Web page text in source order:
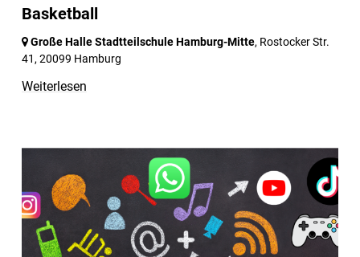
Basketball
Große Halle Stadtteilschule Hamburg-Mitte, Rostocker Str.
41, 20099 Hamburg
Weiterlesen